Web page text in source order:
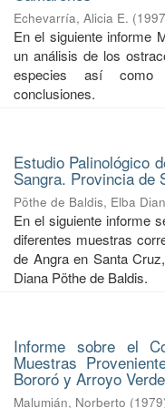
Echevarría, Alicia E. (1997
En el siguiente informe
un análisis de los
especies así como
conclusiones.
Estudio Palinológico
Sangra. Provincia de
Pöthe de Baldis, Elba
En el siguiente informe
diferentes muestras
de Angra en Santa
Diana Pöthe de Baldis.
Informe sobre el
Muestras
Bororó y Arroyo Verde
Malumián, Norberto (1979